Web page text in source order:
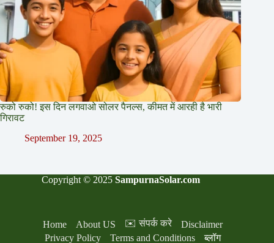
रुको रुको! इस दिन लगवाओ सोलर पैनल्स, कीमत में आरही है भारी
गिरावट
September 19, 2025
Copyright © 2025 SampurnaSolar.com
Home About US ✉️ संपर्क करे
Disclaimer
Privacy Policy
Terms and Conditions ब्लॉग